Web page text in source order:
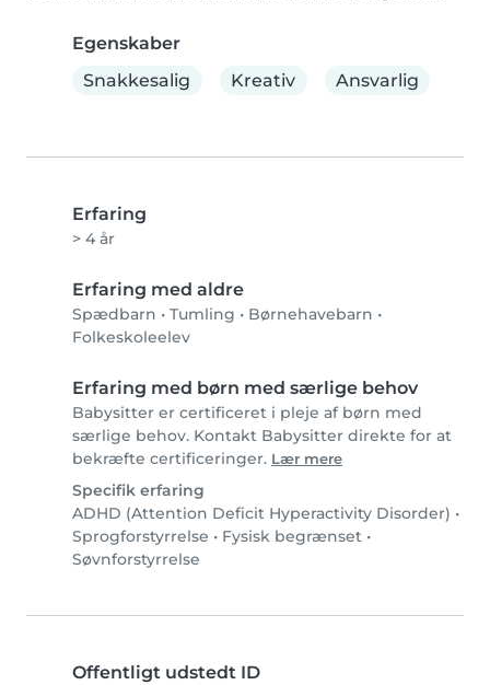
Egenskaber
Snakkesalig
Kreativ Ansvarlig
Erfaring
> 4 år
Erfaring med aldre
Spædbarn • Tumling • Børnehavebarn •
Folkeskoleelev
Erfaring med børn med særlige behov
Babysitter er certificeret i pleje af børn med
særlige behov. Kontakt Babysitter direkte for at
bekræfte certificeringer. Lær mere
Specifik erfaring
ADHD (Attention Deficit Hyperactivity Disorder) •
Sprogforstyrrelse • Fysisk begrænset •
Søvnforstyrrelse
Offentligt udstedt ID